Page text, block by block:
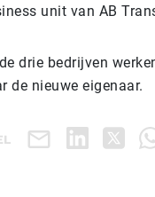
unit van AB
drie bedrijven
de nieuwe eigenaar.